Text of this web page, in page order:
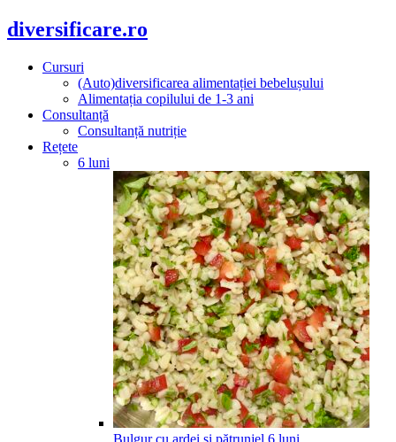
diversificare.ro
Cursuri
(Auto)diversificarea alimentației bebelușului
Alimentația copilului de 1-3 ani
Consultanță
Consultanță nutriție
Rețete
6 luni
Bulgur cu ardei și pătrunjel 6 luni